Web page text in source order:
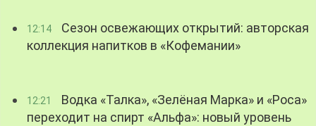
12:14
Сезон освежающих открытий: авторская
коллекция напитков в «Кофемании»
12:21
Водка «Талка», «Зелёная Марка» и «Роса»
переходит на спирт «Альфа»: новый уровень